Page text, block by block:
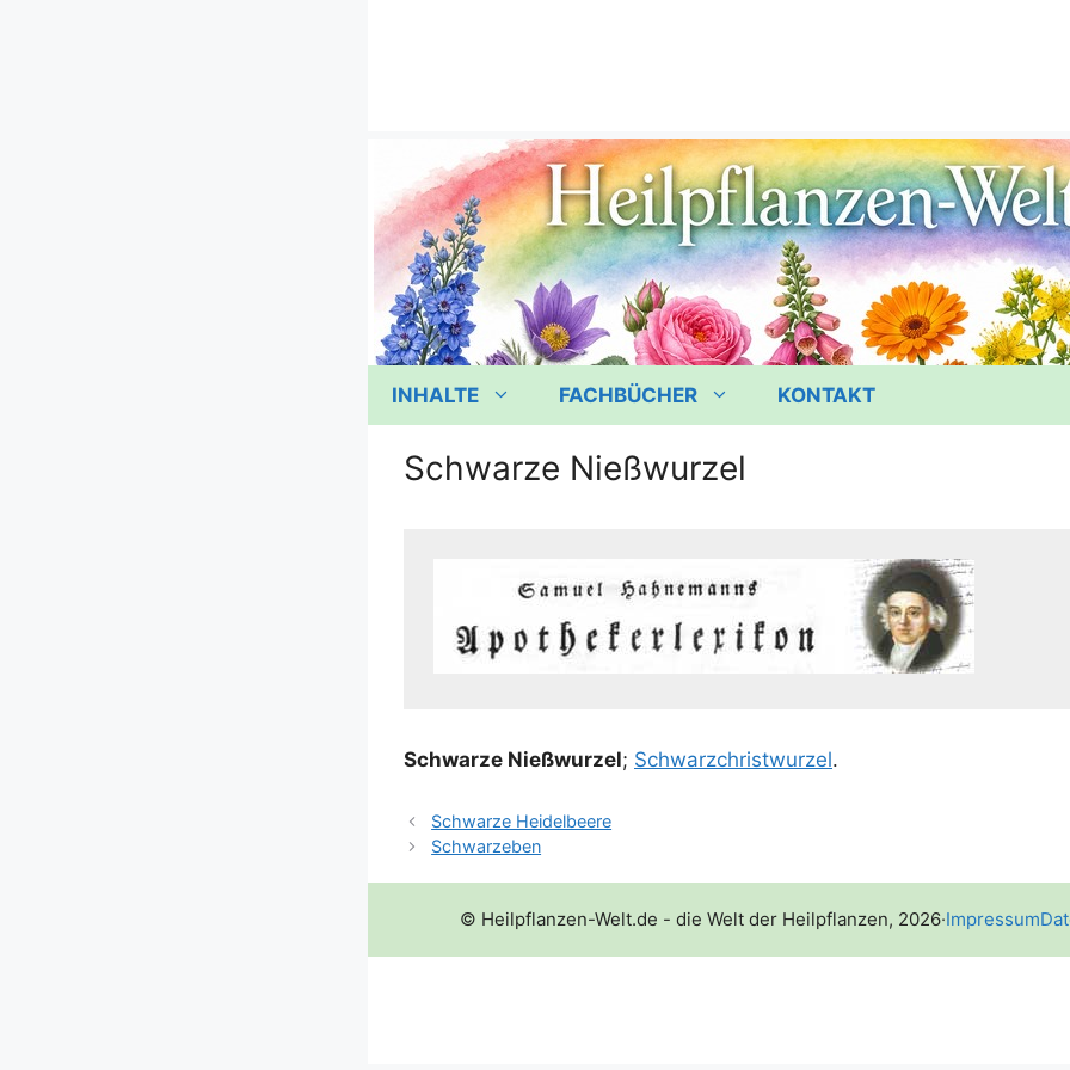
INHALTE FACHBÜCHER KONTAKT
Schwarze Nießwurzel
Schwar­ze Nieß­wur­zel; Schwarz­christ­wur­zel.
Schwarze Heidelbeere
Schwarzeben
© Heilpflanzen-Welt.de - die Welt der Heilpflanzen, 2026·Impressum